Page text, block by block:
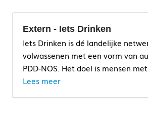
Extern - Iets Drinken
Iets Drinken is dé landelijke
volwassenen met een vorm van
PDD-NOS. Het doel is mensen
Lees meer